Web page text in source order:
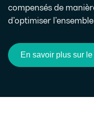
compensés de
d’optimiser
En savoir plus sur